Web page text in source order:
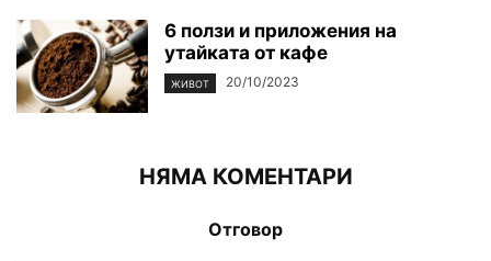
6 ползи и приложения на
утайката от кафе
ЖИВОТ 20/10/2023
НЯМА КОМЕНТАРИ
Отговор